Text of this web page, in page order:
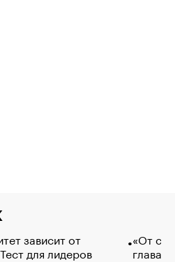
зависит от
для лидеров
«От
глава